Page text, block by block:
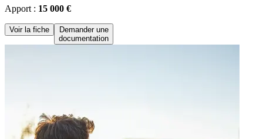
Apport : 15 000 €
Voir la fiche
Demander une
documentation